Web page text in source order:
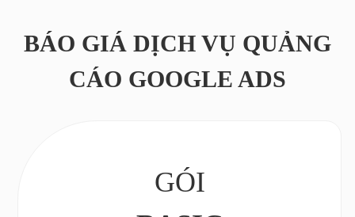
BÁO GIÁ DỊCH VỤ QUẢNG
CÁO GOOGLE ADS
GÓI